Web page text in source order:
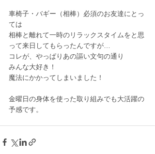
車椅子・バギー（相棒）必須のお友達にとっ
ては
相棒と離れて一時のリラックスタイムをと思
って来日してもらったんですが…
コレが、やっぱりあの謳い文句の通り
みんな大好き！
魔法にかかってしまいました！
金曜日の身体を使った取り組みでも大活躍の
予感です。